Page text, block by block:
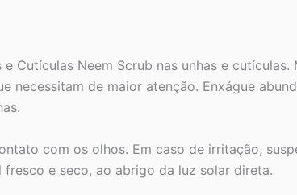
Cutículas Neem Scrub nas unhas e
necessitam de maior atenção. Enxágue
com os olhos. Em caso de irritação,
e seco, ao abrigo da luz solar direta.